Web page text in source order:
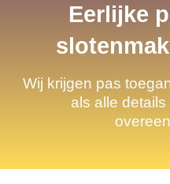
Eerlijke
Wij krijgen pas
als alle